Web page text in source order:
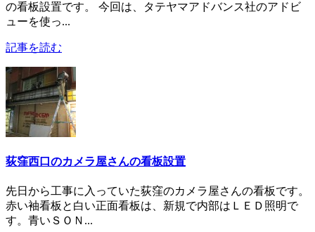
の看板設置です。 今回は、タテヤマアドバンス社のアドビ
ューを使っ...
記事を読む
荻窪西口のカメラ屋さんの看板設置
先日から工事に入っていた荻窪のカメラ屋さんの看板です。
赤い袖看板と白い正面看板は、新規で内部はＬＥＤ照明で
す。青いＳＯＮ...